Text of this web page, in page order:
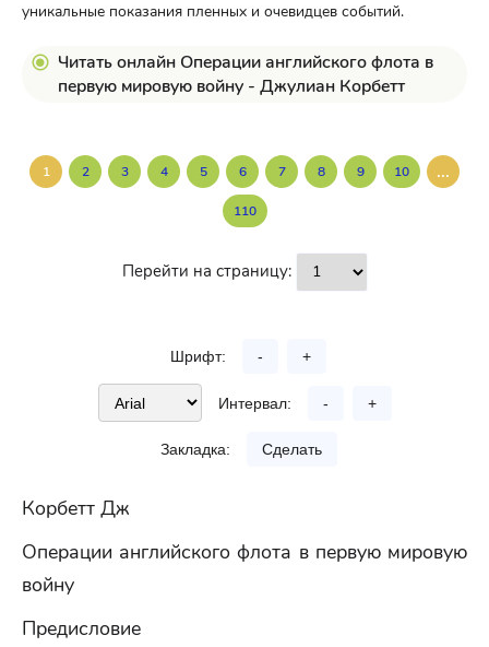
уникальные показания пленных и очевидцев событий.
Читать онлайн Операции английского флота в
первую мировую войну - Джулиан Корбетт
1 2 3 4 5 6 7 8 9 10 ...
110
Перейти на страницу:
Шрифт: - +
Интервал: - +
Закладка: Сделать
Корбетт Дж
Операции английского флота в первую мировую
войну
Предисловие